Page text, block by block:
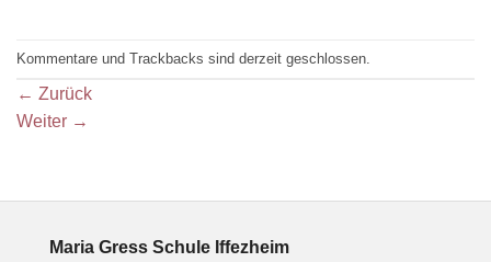
Kommentare und Trackbacks sind derzeit geschlossen.
← Zurück
Weiter →
Maria Gress Schule Iffezheim